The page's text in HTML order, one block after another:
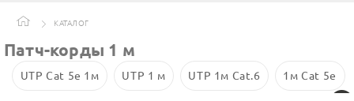
КАТАЛОГ
Патч-корды 1 м
UTP Cat 5е 1м UTP 1 м UTP 1м Cat.6 1м Cat 5е